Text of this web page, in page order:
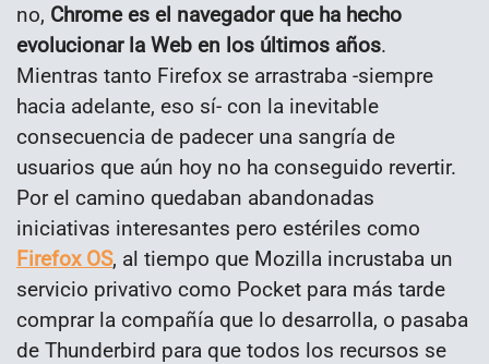
no, Chrome es el navegador que ha hecho
evolucionar la Web en los últimos años.
Mientras tanto Firefox se arrastraba -siempre
hacia adelante, eso sí- con la inevitable
consecuencia de padecer una sangría de
usuarios que aún hoy no ha conseguido revertir.
Por el camino quedaban abandonadas
iniciativas interesantes pero estériles como
Firefox OS, al tiempo que Mozilla incrustaba un
servicio privativo como Pocket para más tarde
comprar la compañía que lo desarrolla, o pasaba
de Thunderbird para que todos los recursos se